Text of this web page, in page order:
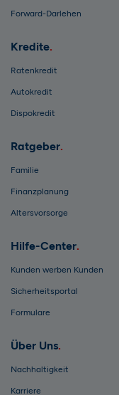
Forward-Darlehen
Kredite
Ratenkredit
Autokredit
Dispokredit
Ratgeber
Familie
Finanzplanung
Altersvorsorge
Hilfe-Center
Kunden werben Kunden
Sicherheitsportal
Formulare
Über Uns
Nachhaltigkeit
Karriere